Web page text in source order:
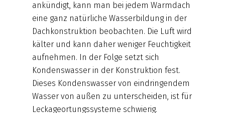
ankündigt, kann man bei jedem Warmdach
eine ganz natürliche Wasserbildung in der
Dachkonstruktion beobachten. Die Luft wird
kälter und kann daher weniger Feuchtigkeit
aufnehmen. In der Folge setzt sich
Kondenswasser in der Konstruktion fest.
Dieses Kondenswasser von eindringendem
Wasser von außen zu unterscheiden, ist für
Leckageortungssysteme schwierig.